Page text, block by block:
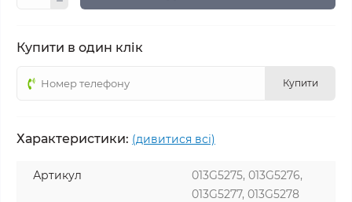
Купити в один клік
Купити
Характеристики: (дивитися всі)
Артикул
013G5275, 013G5276,
013G5277, 013G5278